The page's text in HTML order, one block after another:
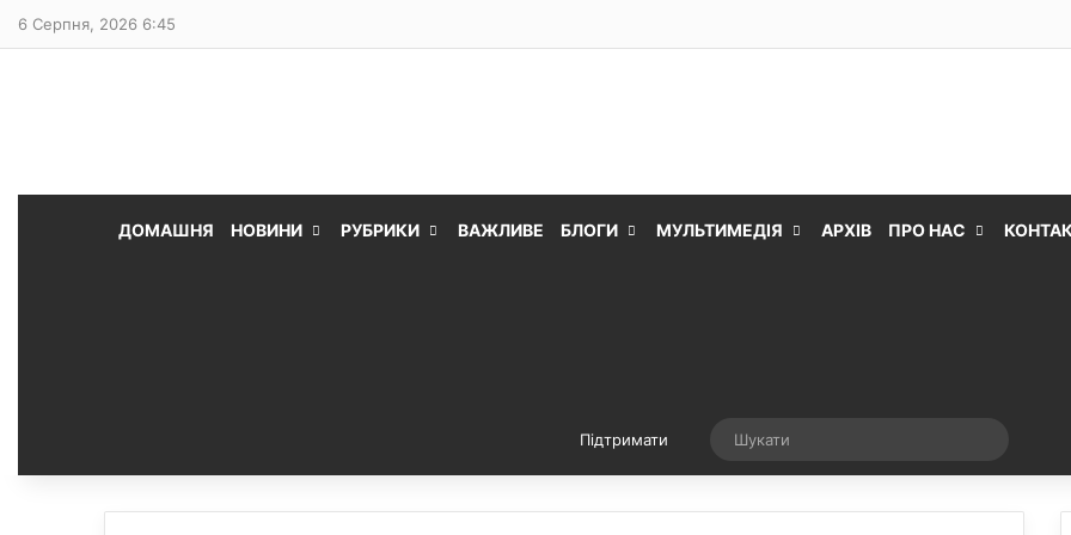
6 Серпня, 2026 6:45
ДОМАШНЯ НОВИНИ РУБРИКИ ВАЖЛИВЕ БЛОГИ МУЛЬТИМЕДІЯ АРХІВ ПРО НАС
Підтримати Випадкова стаття